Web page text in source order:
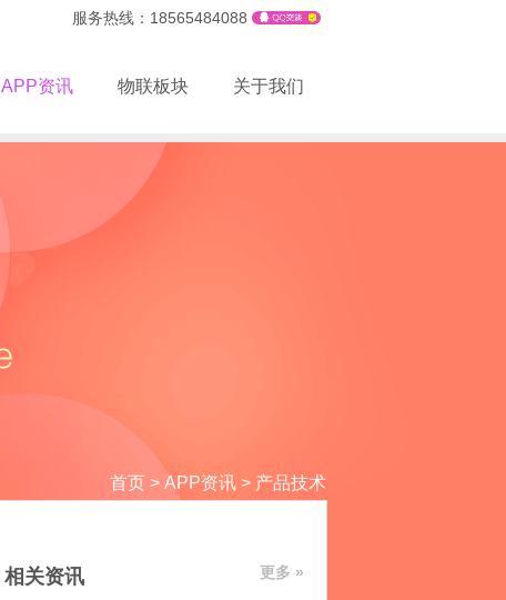
服务热线：18565484088
APP资讯 物联板块 关于我们
首页 > APP资讯 > 产品技术
相关资讯 更多 »